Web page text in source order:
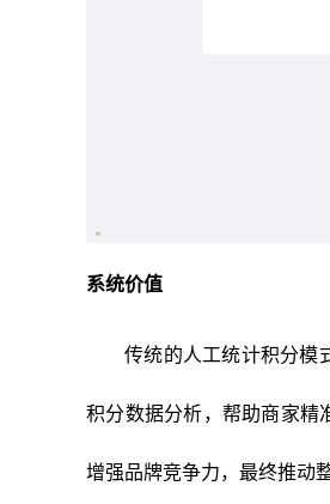
系统价值
传统的人工统计积分模
积分数据分析，帮助商家精
增强品牌竞争力，最终推动